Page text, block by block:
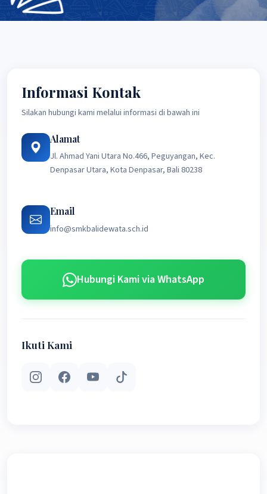
Informasi Kontak
Silakan hubungi kami melalui informasi di bawah ini
Alamat
Jl. Ahmad Yani Utara No.466, Peguyangan, Kec.
Denpasar Utara, Kota Denpasar, Bali 80238
Email
info@smkbalidewata.sch.id
Hubungi Kami via WhatsApp
Ikuti Kami